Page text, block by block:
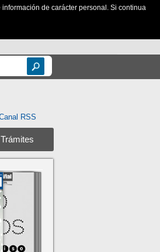
de carácter personal. Si continua
RSS
Trámites